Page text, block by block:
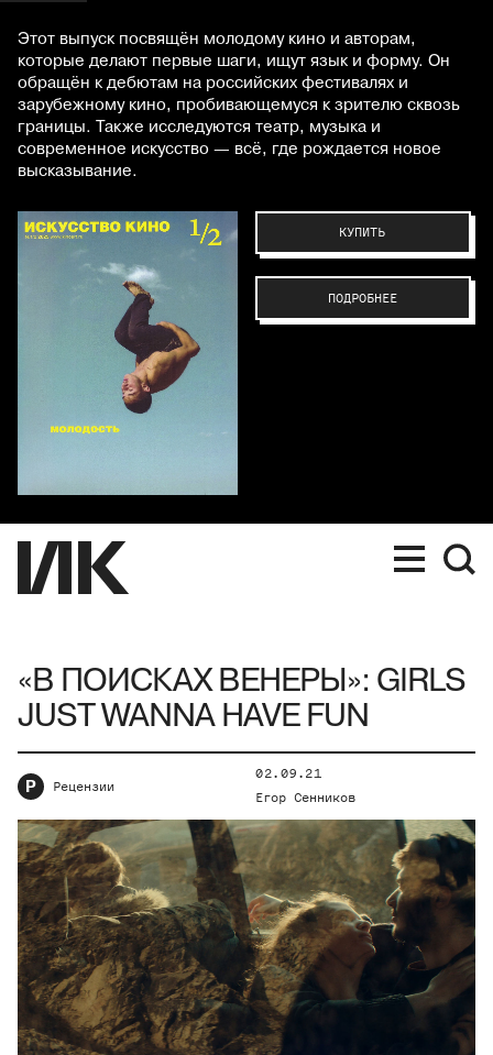
Этот выпуск посвящён молодому кино и авторам,
которые делают первые шаги, ищут язык и форму. Он
обращён к дебютам на российских фестивалях и
зарубежному кино, пробивающемуся к зрителю сквозь
границы. Также исследуются театр, музыка и
современное искусство — всё, где рождается новое
высказывание.
КУПИТЬ
ПОДРОБНЕЕ
«В ПОИСКАХ ВЕНЕРЫ»: GIRLS
JUST WANNA HAVE FUN
Р Рецензии
02.09.21
Егор Сенников